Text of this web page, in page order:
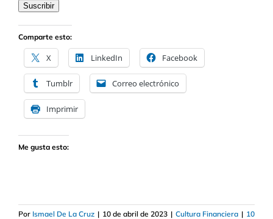
electrónico
Suscribir
Comparte esto:
X LinkedIn Facebook
Tumblr Correo electrónico
Imprimir
Me gusta esto:
Por Ismael De La Cruz | 10 de abril de 2023 | Cultura Financiera | 10